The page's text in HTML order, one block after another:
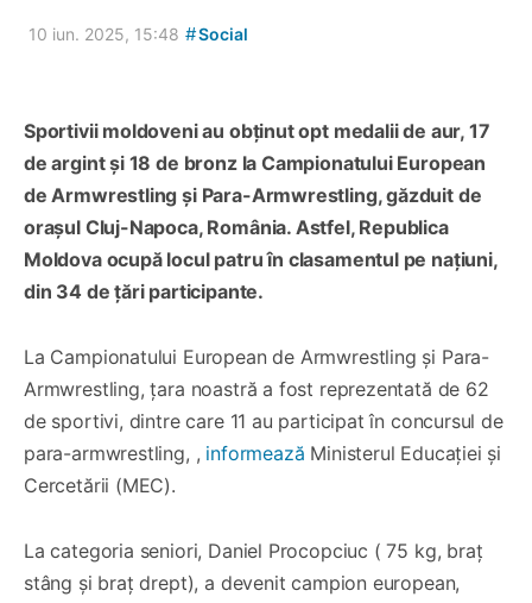
10 iun. 2025, 15:48 #Social
Sportivii moldoveni au obținut opt medalii de aur, 17
de argint și 18 de bronz la Campionatului European
de Armwrestling și Para-Armwrestling, găzduit de
orașul Cluj-Napoca, România. Astfel, Republica
Moldova ocupă locul patru în clasamentul pe națiuni,
din 34 de țări participante.
La Campionatului European de Armwrestling și Para-
Armwrestling, țara noastră a fost reprezentată de 62
de sportivi, dintre care 11 au participat în concursul de
para-armwrestling, , informează Ministerul Educației și
Cercetării (MEC).
La categoria seniori, Daniel Procopciuc ( 75 kg, braț
stâng și braț drept), a devenit campion european,